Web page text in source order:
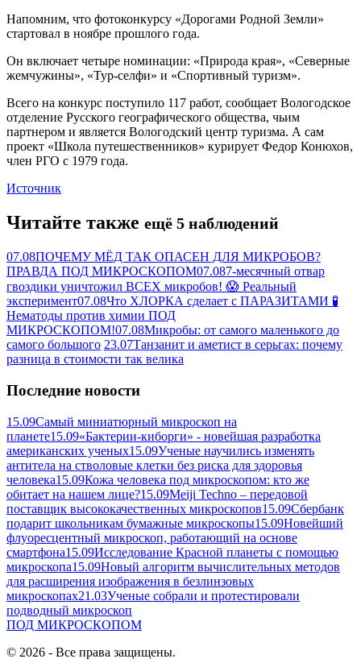
Напомним, что фотоконкурсу «Дорогами Родной Земли»
стартовал в ноябре прошлого года.
Он включает четыре номинации: «Природа края», «Северные
жемчужины», «Тур-селфи» и «Спортивный туризм».
Всего на конкурс поступило 117 работ, сообщает Вологодское
отделение Русского географического общества, чьим
партнером и является Вологодский центр туризма. А сам
проект «Школа путешественников» курирует Федор Конюхов,
член РГО с 1979 года.
Источник
Читайте также ещё 5 наблюдений
07.08ПОЧЕМУ МЁД ТАК ОПАСЕН ДЛЯ МИКРОБОВ?
ПРАВДА ПОД МИКРОСКОПОМ07.087-месячный отвар
гвоздики уничтожил ВСЕХ микробов! 😱 Реальный
эксперимент07.08Что ХЛОРКА сделает с ПАРАЗИТАМИ 🧪
Нематоды против химии ПОД
МИКРОСКОПОМ!07.08Микробы: от самого маленького до
самого большого 23.07Танзанит и аметист в серьгах: почему
разница в стоимости так велика
Последние новости
15.09Самый миниатюрный микроскоп на
планете15.09«Бактерии-киборги» - новейшая разработка
американских ученых15.09Ученые научились изменять
антитела на стволовые клетки без риска для здоровья
человека15.09Кожа человека под микроскопом: кто же
обитает на нашем лице?15.09Meiji Techno – передовой
поставщик высококачественных микроскопов15.09Сбербанк
подарит школьникам бумажные микроскопы15.09Новейший
флуоресцентный микроскоп, работающий на основе
смартфона15.09Исследование Красной планеты с помощью
микроскопа15.09Новый алгоритм вычислительных методов
для расширения изображения в безлинзовых
микроскопах21.03Ученые собрали и протестировали
подводный микроскоп
ПОД МИКРОСКОПОМ
© 2026 - Все права защищены.